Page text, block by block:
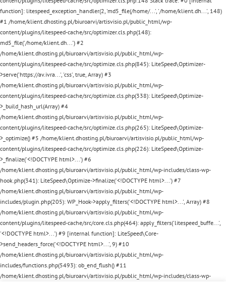
function]: litespeed_exception_handler(2, 'md5_file(/home/...', '/home/klient.dh...', 148)
#1 /home/klient.dhosting.pl/biuroarvi/artisvisio.pl/public_html/wp-
content/plugins/litespeed-cache/src/optimizer.cls.php(148):
md5_file('/home/klient.dh...') #2
/home/klient.dhosting.pl/biuroarvi/artisvisio.pl/public_html/wp-
content/plugins/litespeed-cache/src/optimize.cls.php(845): LiteSpeed\Optimizer-
>serve('https://av.ivra...', 'css', true, Array) #3
/home/klient.dhosting.pl/biuroarvi/artisvisio.pl/public_html/wp-
content/plugins/litespeed-cache/src/optimize.cls.php(338): LiteSpeed\Optimize-
>_build_hash_url(Array) #4
/home/klient.dhosting.pl/biuroarvi/artisvisio.pl/public_html/wp-
content/plugins/litespeed-cache/src/optimize.cls.php(265): LiteSpeed\Optimize-
>_optimize() #5 /home/klient.dhosting.pl/biuroarvi/artisvisio.pl/public_html/wp-
content/plugins/litespeed-cache/src/optimize.cls.php(226): LiteSpeed\Optimize-
>_finalize('<!DOCTYPE html>...') #6
/home/klient.dhosting.pl/biuroarvi/artisvisio.pl/public_html/wp-includes/class-wp-
hook.php(341): LiteSpeed\Optimize->finalize('<!DOCTYPE html>...') #7
/home/klient.dhosting.pl/biuroarvi/artisvisio.pl/public_html/wp-
includes/plugin.php(205): WP_Hook->apply_filters('<!DOCTYPE html>...', Array) #8
/home/klient.dhosting.pl/biuroarvi/artisvisio.pl/public_html/wp-
content/plugins/litespeed-cache/src/core.cls.php(464): apply_filters('litespeed_buffe...',
'<!DOCTYPE html>...') #9 [internal function]: LiteSpeed\Core-
>send_headers_force('<!DOCTYPE html>...', 9) #10
/home/klient.dhosting.pl/biuroarvi/artisvisio.pl/public_html/wp-
includes/functions.php(5493): ob_end_flush() #11
/home/klient.dhosting.pl/biuroarvi/artisvisio.pl/public_html/wp-includes/class-wp-